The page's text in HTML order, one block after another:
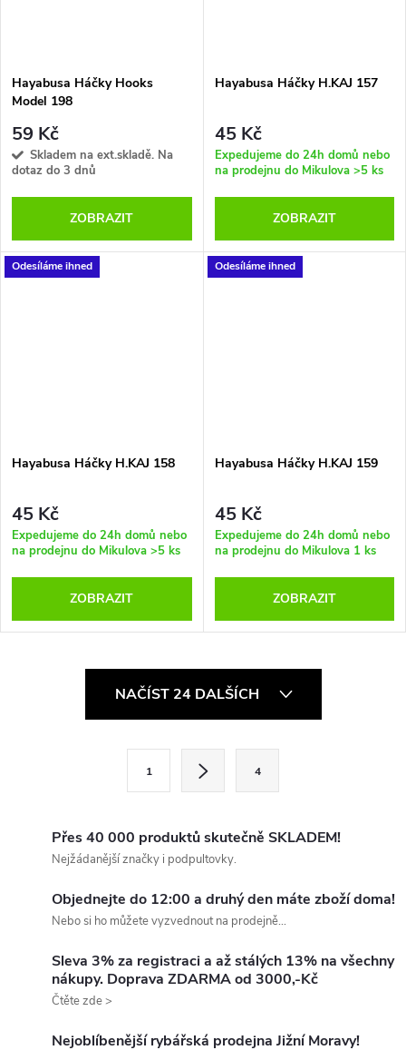
Hayabusa Háčky Hooks
Model 198
59 Kč
Skladem na ext.skladě. Na
dotaz do 3 dnů
ZOBRAZIT
Hayabusa Háčky H.KAJ 157
45 Kč
Expedujeme do 24h domů nebo
na prodejnu do Mikulova >5 ks
ZOBRAZIT
Odesíláme ihned
Hayabusa Háčky H.KAJ 158
45 Kč
Expedujeme do 24h domů nebo
na prodejnu do Mikulova >5 ks
ZOBRAZIT
Odesíláme ihned
Hayabusa Háčky H.KAJ 159
45 Kč
Expedujeme do 24h domů nebo
na prodejnu do Mikulova 1 ks
ZOBRAZIT
NAČÍST 24 DALŠÍCH
1 4
Přes 40 000 produktů skutečně SKLADEM!
Nejžádanější značky i podpultovky.
Objednejte do 12:00 a druhý den máte zboží doma!
Nebo si ho můžete vyzvednout na prodejně...
Sleva 3% za registraci a až stálých 13% na všechny
nákupy. Doprava ZDARMA od 3000,-Kč
Čtěte zde >
Nejoblíbenější rybářská prodejna Jižní Moravy!